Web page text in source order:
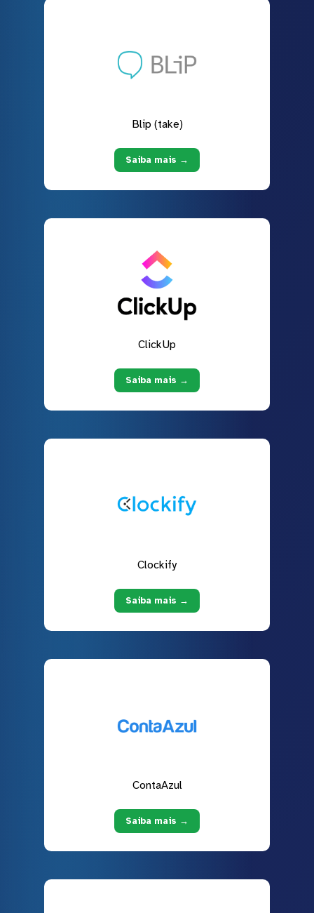
Blip (take)
Saiba mais →
ClickUp
Saiba mais →
Clockify
Saiba mais →
ContaAzul
Saiba mais →